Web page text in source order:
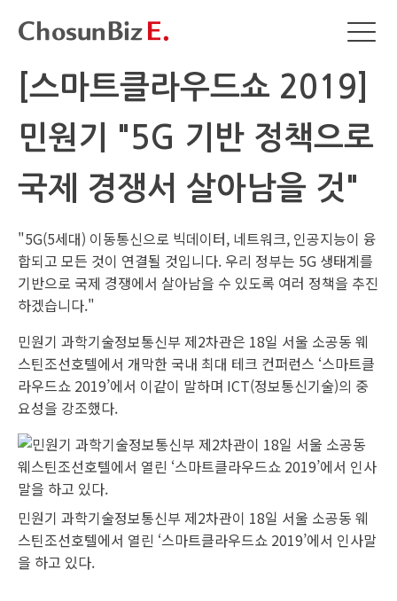
[스마트클라우드쇼 2019]
민원기 "5G 기반 정책으로
국제 경쟁서 살아남을 것"
"5G(5세대) 이동통신으로 빅데이터, 네트워크, 인공지능이 융
합되고 모든 것이 연결될 것입니다. 우리 정부는 5G 생태계를
기반으로 국제 경쟁에서 살아남을 수 있도록 여러 정책을 추진
하겠습니다."
민원기 과학기술정보통신부 제2차관은 18일 서울 소공동 웨
스틴조선호텔에서 개막한 국내 최대 테크 컨퍼런스 ‘스마트클
라우드쇼 2019’에서 이같이 말하며 ICT(정보통신기술)의 중
요성을 강조했다.
민원기 과학기술정보통신부 제2차관이 18일 서울 소공동 웨
스틴조선호텔에서 열린 ‘스마트클라우드쇼 2019’에서 인사말
을 하고 있다.